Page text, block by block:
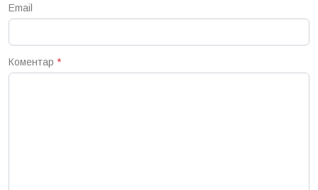
Email
Коментар *